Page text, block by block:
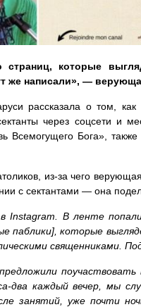
страниц, которые
же написали», —
рассказала о том,
через соцсети и
Всемогущего Бога»,
из-за чего
с сектантами — она
Instagram. В ленте
паблики], которые
священниками.
поучаствовать
два каждый вечер, мы
занятий, уже почти